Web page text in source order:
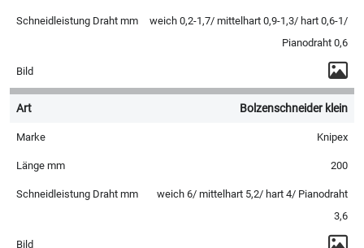
weich 0,2-1,7/ mittelhart 0,9-1,3/ hart 0,6-1/
Pianodraht 0,6
Bolzenschneider klein
Knipex
200
weich 6/ mittelhart 5,2/ hart 4/ Pianodraht
3,6